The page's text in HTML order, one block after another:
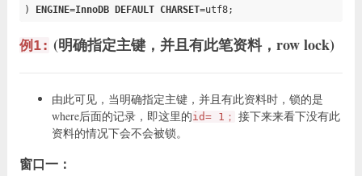
)
ENGINE=InnoDB DEFAULT CHARSET=utf8;
例1: (明确指定主键，并且有此笔资料，row lock)
由此可见，当明确指定主键，并且有此资料时，锁的是
where后面的记录，即这里的id= 1； 接下来来看下没有此
资料的情况下会不会被锁。
窗口一：